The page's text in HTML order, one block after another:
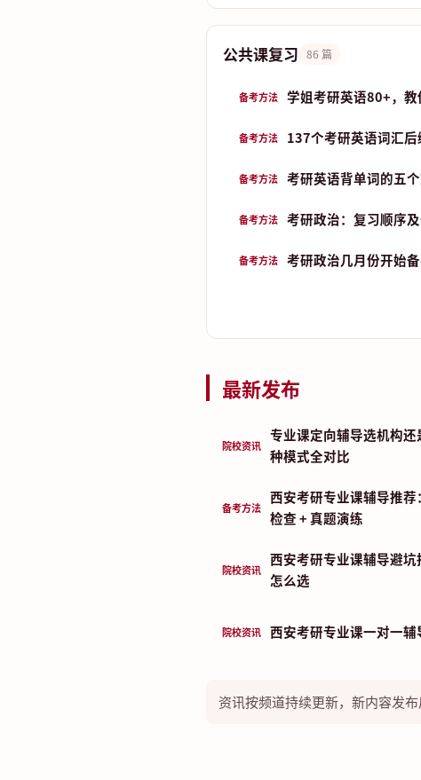
公共课复习 86 篇
备考方法 学姐考研英语80+，
备考方法 137个考研英语词汇
备考方法 考研英语背单词的五
备考方法 考研政治：复习顺序
备考方法 考研政治几月份开始
最新发布
院校资讯
专业课定向辅导选机构
种模式全对比
备考方法
西安考研专业课辅导推荐
检查 + 真题演练
院校资讯
西安考研专业课辅导避
怎么选
院校资讯 西安考研专业课一对一
资讯按频道持续更新，新内容发